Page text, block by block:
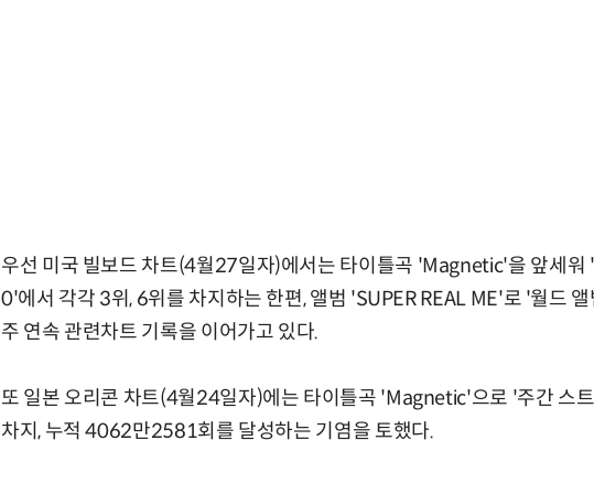
우선 미국 빌보드 차트(4월27일자)에서는 타이틀곡 'Magnetic'을 앞세
0'에서 각각 3위, 6위를 차지하는 한편, 앨범 'SUPER REAL ME'로 '월드
주 연속 관련차트 기록을 이어가고 있다.
또 일본 오리콘 차트(4월24일자)에는 타이틀곡 'Magnetic'으로 '주간 스
차지, 누적 4062만2581회를 달성하는 기염을 토했다.